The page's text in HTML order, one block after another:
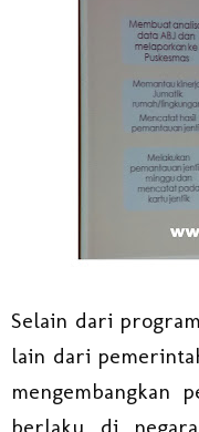
Selain dari
lain dari
mengembangkan
berlaku di